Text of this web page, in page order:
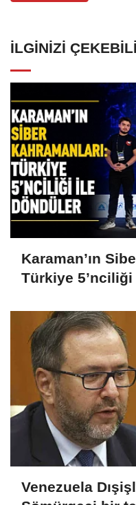
İLGINIZI
Karaman’ın
Türkiye
Venezuela